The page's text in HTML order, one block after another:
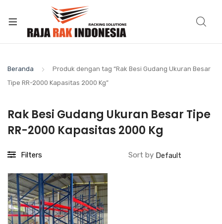
Beranda
Produk dengan tag “Rak Besi Gudang Ukuran Besar
Tipe RR-2000 Kapasitas 2000 Kg”
Rak Besi Gudang Ukuran Besar Tipe
RR-2000 Kapasitas 2000 Kg
Filters Sort by